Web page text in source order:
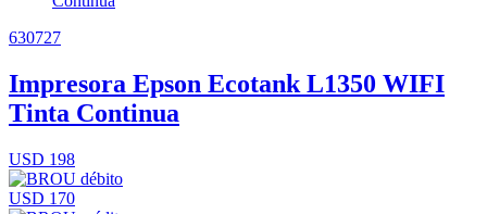
630727
Impresora Epson Ecotank L1350 WIFI
Tinta Continua
USD 198
USD 170